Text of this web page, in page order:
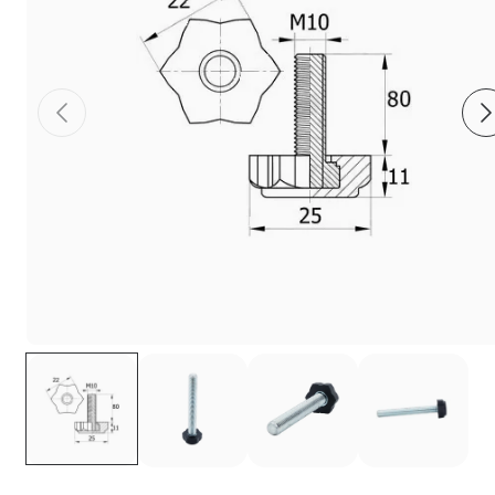
Фиксаторы - барашки
Заглушки для труб с резьбой
Пластиковые спинки и сиденья для
парт